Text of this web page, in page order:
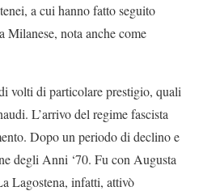
a cui hanno fatto seguito
Milanese, nota anche come
volti di particolare prestigio, quali
L’arrivo del regime fascista
Dopo un periodo di declino e
degli Anni ‘70. Fu con Augusta
Lagostena, infatti, attivò